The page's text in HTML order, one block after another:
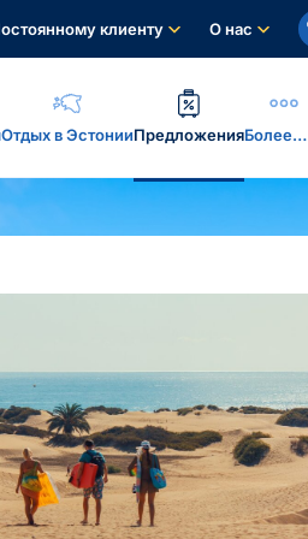
клиенту О нас
Отдых в ЭстонииПредложенияБолее…